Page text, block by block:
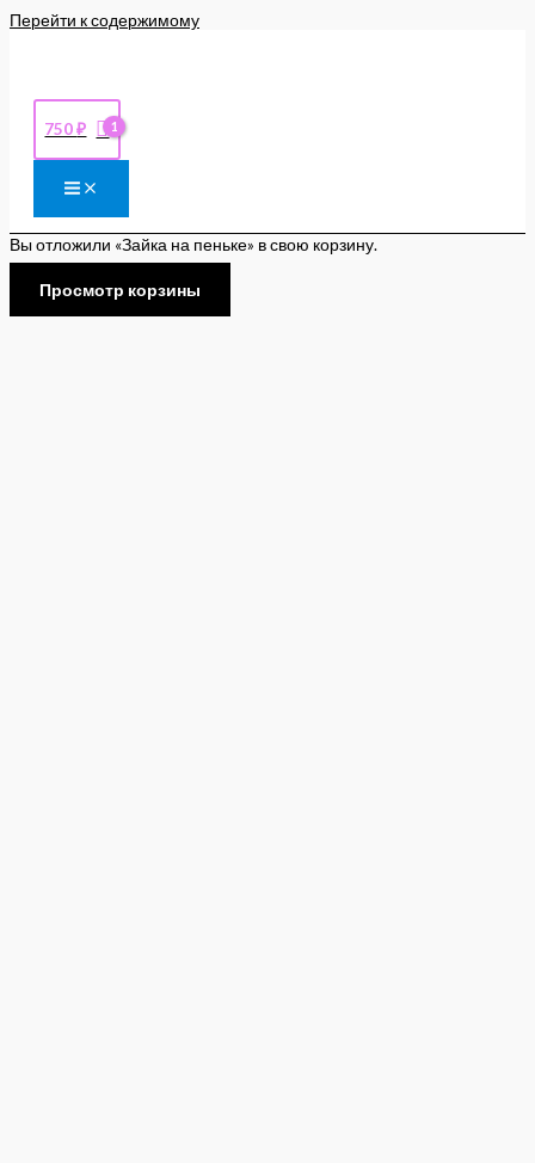
Перейти к содержимому
750₽
Вы отложили «Зайка на пеньке» в свою корзину.
Просмотр корзины